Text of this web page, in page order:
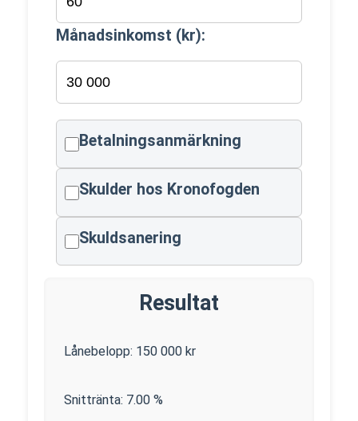
Månadsinkomst (kr):
Betalningsanmärkning
Skulder hos Kronofogden
Skuldsanering
Resultat
Lånebelopp: 150 000 kr
Snittränta: 7.00 %